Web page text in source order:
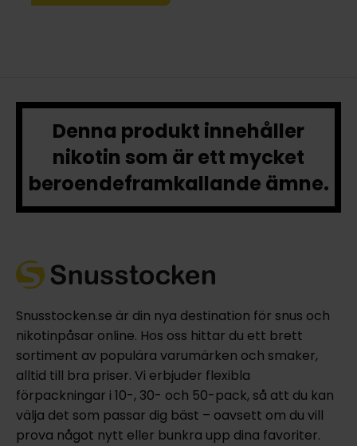
Denna produkt innehåller
nikotin som är ett mycket
beroendeframkallande ämne.
Snusstocken.se är din nya destination för snus och
nikotinpåsar online. Hos oss hittar du ett brett
sortiment av populära varumärken och smaker,
alltid till bra priser. Vi erbjuder flexibla
förpackningar i 10-, 30- och 50-pack, så att du kan
välja det som passar dig bäst – oavsett om du vill
prova något nytt eller bunkra upp dina favoriter.